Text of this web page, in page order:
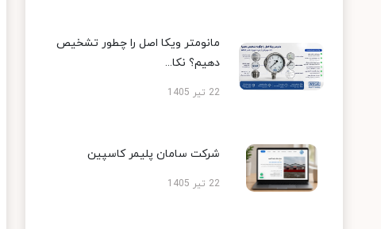
مانومتر ویکا اصل را چطور تشخیص
دهیم؟ نکا...
22 تیر 1405
شرکت سامان پلیمر کاسپین
22 تیر 1405